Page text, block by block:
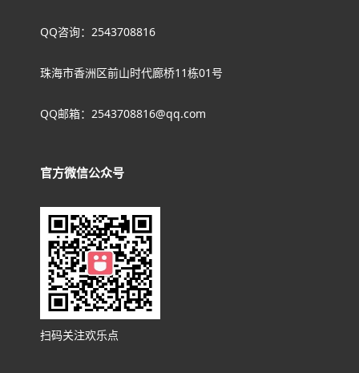
QQ咨询：2543708816
珠海市香洲区前山时代廊桥11栋01号
QQ邮箱：2543708816@qq.com
官方微信公众号
扫码关注欢乐点